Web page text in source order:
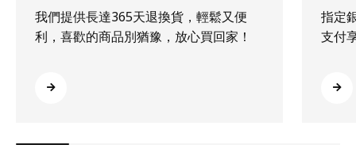
我們提供長達365天退換貨，輕鬆又便
利，喜歡的商品別猶豫，放心買回家！
指定
支付